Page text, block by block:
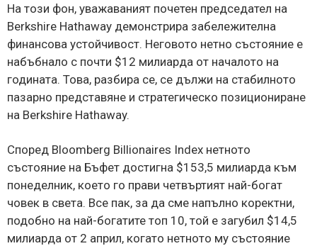
На този фон, уважаваният почетен председател на
Berkshire Hathaway демонстрира забележителна
финансова устойчивост. Неговото нетно състояние е
набъбнало с почти $12 милиарда от началото на
годината. Това, разбира се, се дължи на стабилното
пазарно представяне и стратегическо позициониране
на Berkshire Hathaway.
Според Bloomberg Billionaires Index нетното
състояние на Бъфет достигна $153,5 милиарда към
понеделник, което го прави четвъртият най-богат
човек в света. Все пак, за да сме напълно коректни,
подобно на най-богатите топ 10, той е загубил $14,5
милиарда от 2 април, когато нетното му състояние